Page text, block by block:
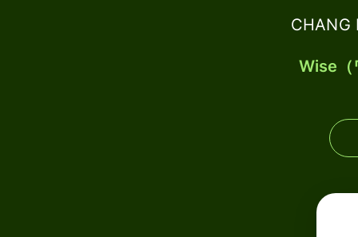
CHANG
Wise（